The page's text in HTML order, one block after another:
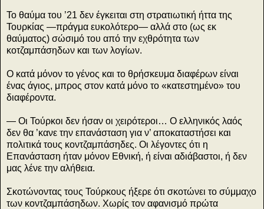
Το θαύμα του ’21 δεν έγκειται στη στρατιωτική ήττα της
Τουρκίας —πράγμα ευκολότερο— αλλά στο (ως εκ
θαύματος) σώσιμό του από την εχθρότητα των
κοτζαμπάσηδων και των λογίων.
Ο κατά μόνον το γένος και το θρήσκευμα διαφέρων είναι
ένας άγιος, μπρος στον κατά μόνο το «κατεστημένο» του
διαφέροντα.
— Οι Τούρκοι δεν ήσαν οι χειρότεροι… Ο ελληνικός λαός
δεν θα ’κανε την επανάσταση για ν’ αποκαταστήσει και
πολιτικά τους κοντζαμπάσηδες. Οι λέγοντες ότι η
Επανάσταση ήταν μόνον Εθνική, ή είναι αδιάβαστοι, ή δεν
μας λένε την αλήθεια.
Σκοτώνοντας τους Τούρκους ήξερε ότι σκοτώνει το σύμμαχο
των κοντζαμπάσηδων. Χωρίς τον αφανισμό πρώτα